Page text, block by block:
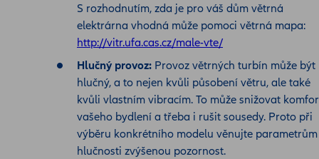
S rozhodnutím, zda je pro váš dům větrná
elektrárna vhodná může pomoci větrná mapa:
http://vitr.ufa.cas.cz/male-vte/
Hlučný provoz: Provoz větrných turbín může být
hlučný, a to nejen kvůli působení větru, ale také
kvůli vlastním vibracím. To může snižovat
vašeho bydlení a třeba i rušit sousedy. Proto při
výběru konkrétního modelu věnujte parametrům
hlučnosti zvýšenou pozornost.